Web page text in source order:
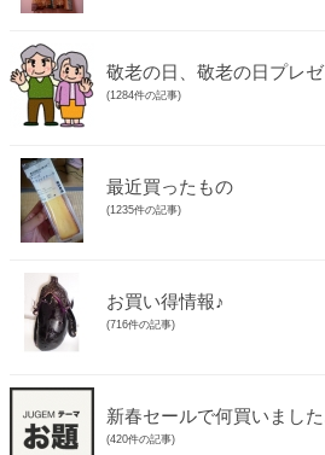
敬老の日、敬老の日プレゼ
(1284件の記事)
最近買ったもの
(1235件の記事)
お買い得情報♪
(716件の記事)
新春セールで何買いまし
(420件の記事)